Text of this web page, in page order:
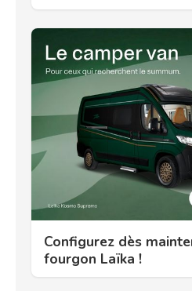
Configurez dès
fourgon Laïka !